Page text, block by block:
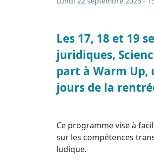
Les 17, 18 et 19
juridiques,
part à Warm Up,
jours de la
Ce programme vise à
sur les compétences
ludique.